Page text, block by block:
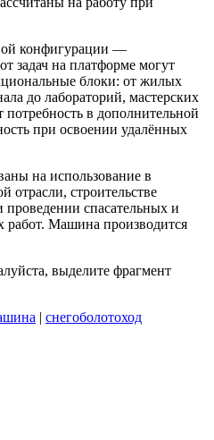
конфигурации —
задач на платформе могут
блоки: от жилых
до лабораторий, мастерских
в дополнительной
при освоении удалённых
на использование в
отрасли, строительстве
спасательных и
работ. Машина производится
выделите фрагмент
| снегоболотоход